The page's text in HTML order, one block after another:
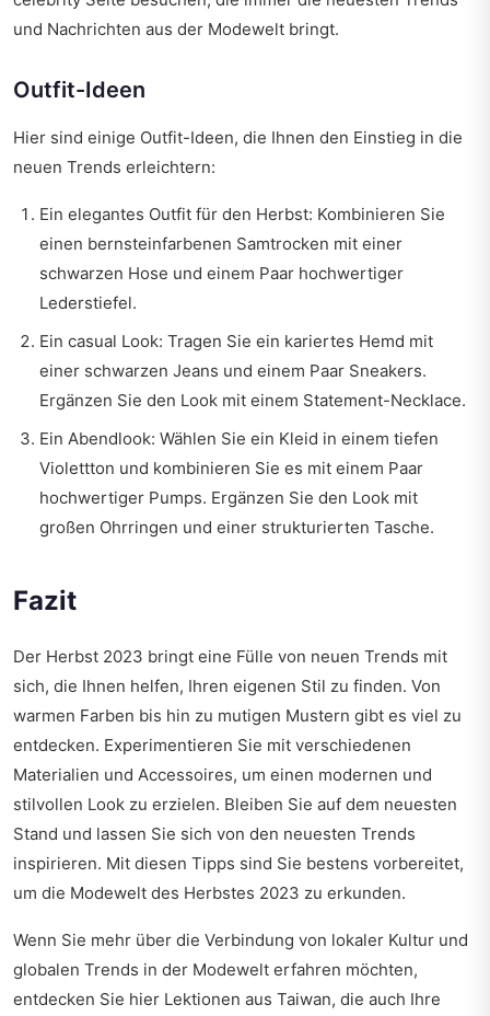
und Nachrichten aus der Modewelt bringt.
Outfit-Ideen
Hier sind einige Outfit-Ideen, die Ihnen den Einstieg in die
neuen Trends erleichtern:
Ein elegantes Outfit für den Herbst: Kombinieren Sie
einen bernsteinfarbenen Samtrocken mit einer
schwarzen Hose und einem Paar hochwertiger
Lederstiefel.
Ein casual Look: Tragen Sie ein kariertes Hemd mit
einer schwarzen Jeans und einem Paar Sneakers.
Ergänzen Sie den Look mit einem Statement-Necklace.
Ein Abendlook: Wählen Sie ein Kleid in einem tiefen
Violettton und kombinieren Sie es mit einem Paar
hochwertiger Pumps. Ergänzen Sie den Look mit
großen Ohrringen und einer strukturierten Tasche.
Fazit
Der Herbst 2023 bringt eine Fülle von neuen Trends mit
sich, die Ihnen helfen, Ihren eigenen Stil zu finden. Von
warmen Farben bis hin zu mutigen Mustern gibt es viel zu
entdecken. Experimentieren Sie mit verschiedenen
Materialien und Accessoires, um einen modernen und
stilvollen Look zu erzielen. Bleiben Sie auf dem neuesten
Stand und lassen Sie sich von den neuesten Trends
inspirieren. Mit diesen Tipps sind Sie bestens vorbereitet,
um die Modewelt des Herbstes 2023 zu erkunden.
Wenn Sie mehr über die Verbindung von lokaler Kultur und
globalen Trends in der Modewelt erfahren möchten,
entdecken Sie hier Lektionen aus Taiwan, die auch Ihre